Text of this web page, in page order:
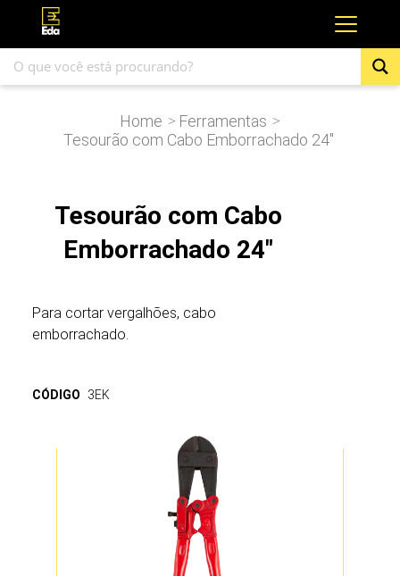
Home > Ferramentas >
Tesourão com Cabo Emborrachado 24″
Tesourão com Cabo
Emborrachado 24"
Para cortar vergalhões, cabo
emborrachado.
CÓDIGO 3EK